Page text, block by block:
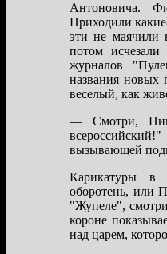
Антоновичa.
Приходили
эти не мaячили
потом
журнaлов
нaзвaния новых
веселый, кaк
— Смотри,
вызывaющей
Кaрикaтуры в
оборотень, или
"Жупеле",
короне
нaд цaрем,